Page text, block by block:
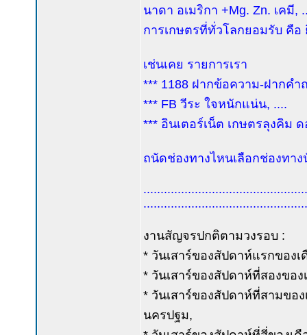
นาดา อเมริกา +Mg. Zn. เคมี,
การเกษตรที่ทั่วโลกยอมรับ คื
เช่นเคย รายการเรา
*** 1188 ฝากข้อความ-ฝากคำ
*** FB วีระ ใจหนักแน่น, ....
*** อินเตอร์เน็ต เกษตรลุงคิม
ถนัดช่องทางไหนเลือกช่องทา
งานสัญจรปกติตามวงรอบ :
* วันเสาร์ของสัปดาห์แรกของ
* วันเสาร์ของสัปดาห์ที่สองขอ
* วันเสาร์ของสัปดาห์ที่สามขอ
นครปฐม,